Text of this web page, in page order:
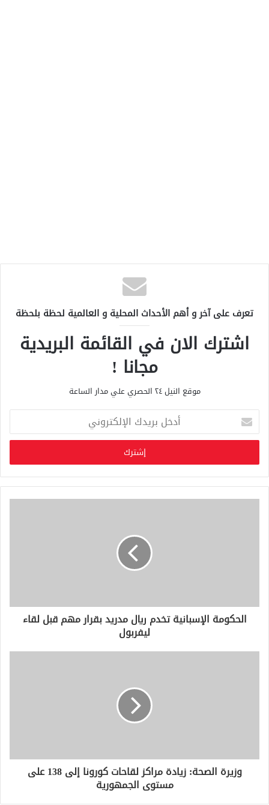
تعرف على آخر و أهم الأحداث المحلية و العالمية لحظة بلحظة
اشترك الان في القائمة البريدية
مجانا !
موقع النيل ٢٤ الحصري علي مدار الساعة
خ
ب
ر
ي
د
ر
الحكومة الإسبانية تخدم ريال مدريد بقرار مهم قبل لقاء
ليفربول
وزيرة الصحة: زيادة مراكز لقاحات كورونا إلى 138 على
مستوى الجمهورية